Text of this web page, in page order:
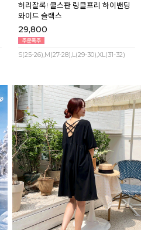
허리잘록! 쿨스판 링클프리 하이밴딩
와이드 슬랙스
29,800
S(25-26),M(27-28),L(29-30),XL(31-32)